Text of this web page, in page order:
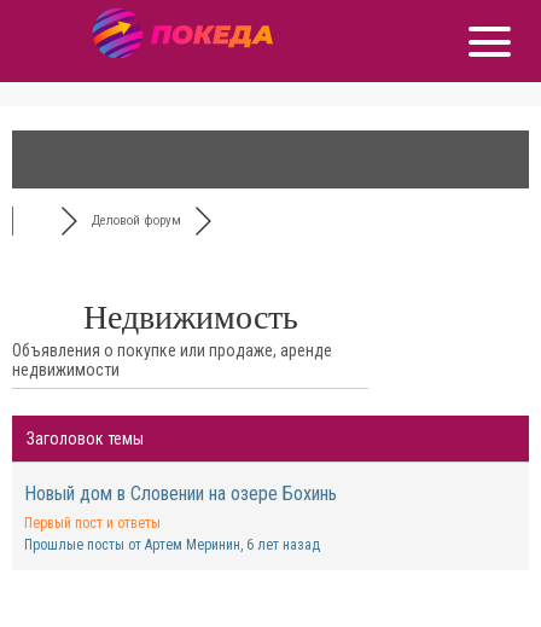
Деловой форум
Недвижимость
Объявления о покупке или продаже, аренде
недвижимости
Заголовок темы
Новый дом в Словении на озере Бохинь
Первый пост и ответы
Прошлые посты от Артем Меринин, 6 лет назад